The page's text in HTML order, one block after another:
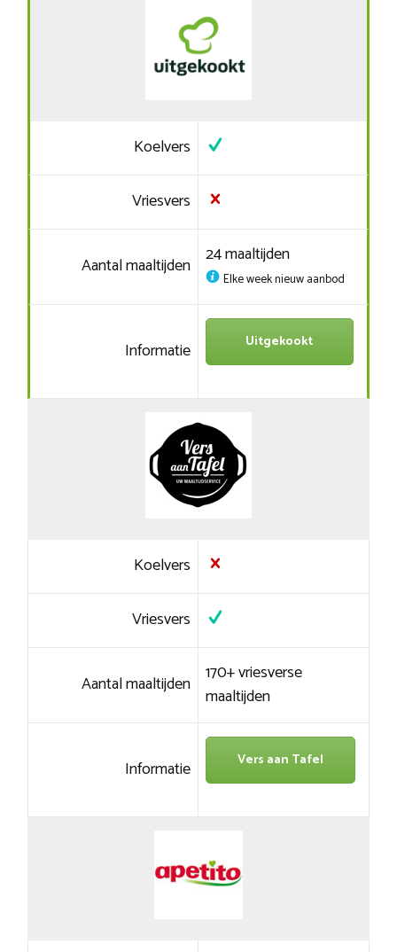
Koelvers
Vriesvers
Aantal maaltijden 24 maaltijden
Elke week nieuw aanbod
Informatie Uitgekookt
Koelvers
Vriesvers
Aantal maaltijden 170+ vriesverse
maaltijden
Informatie Vers aan Tafel